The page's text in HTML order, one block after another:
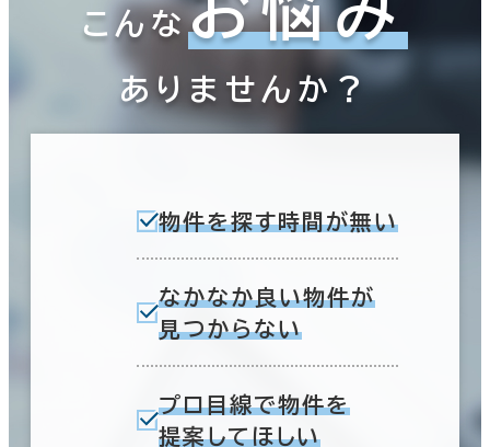
こんな
ありませんか？
物件を探す時間が無い
なかなか良い物件が
見つからない
プロ目線で物件を
提案してほしい